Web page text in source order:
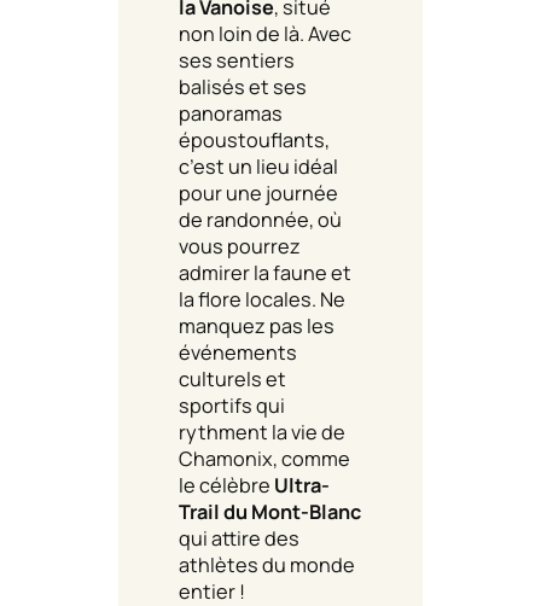
la Vanoise, situé
non loin de là. Avec
ses sentiers
balisés et ses
panoramas
époustouflants,
c’est un lieu idéal
pour une journée
de randonnée, où
vous pourrez
admirer la faune et
la flore locales. Ne
manquez pas les
événements
culturels et
sportifs qui
rythment la vie de
Chamonix, comme
le célèbre Ultra-
Trail du Mont-Blanc
qui attire des
athlètes du monde
entier !